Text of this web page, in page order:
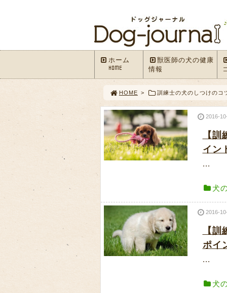
ホーム
HOME
獣医師の犬の健康
情報
HOME > 訓練士の犬のしつけのコ
2016-
【
イン
...
犬
2016-
【
ポイ
...
犬